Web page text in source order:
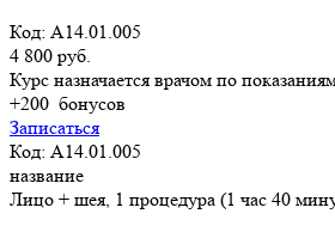
Код: A14.01.005
4 800 руб.
Курс назначается врачом по
+200 бонусов
Записаться
Код: A14.01.005
название
Лицо + шея, 1 процедура (1 час 40